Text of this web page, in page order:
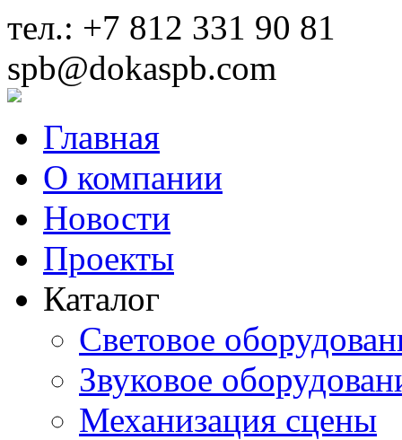
тел.: +7 812 331 90 81
spb@dokaspb.com
Главная
О компании
Новости
Проекты
Каталог
Световое
Звуковое
Механизация сцены